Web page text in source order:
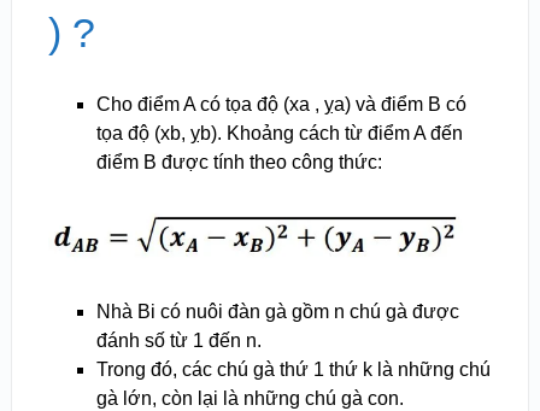
) ?
Cho điểm A có tọa độ (xa , ỵa) và điểm B có
tọa độ (xb, ỵb). Khoảng cách từ điểm A đến
điểm B được tính theo công thức:
Nhà Bi có nuôi đàn gà gồm n chú gà được
đánh số từ 1 đến n.
Trong đó, các chú gà thứ 1 thứ k là những chú
gà lớn, còn lại là những chú gà con.